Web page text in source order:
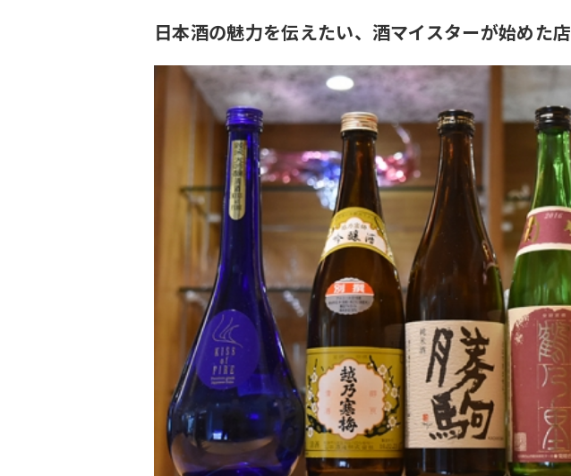
日本酒の魅力を伝えたい、酒マイスターが始めた店